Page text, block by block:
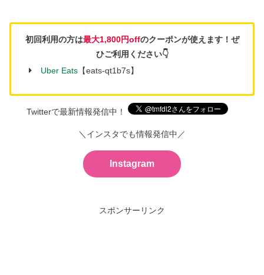
初回利用の方は最大1,800円offのクーポンが使えます！ぜ
ひご利用ください👇
Uber Eats【eats-qt1b7s】
Twitterで最新情報発信中！
＼インスタでも情報発信中／
Instagram
スポンサーリンク